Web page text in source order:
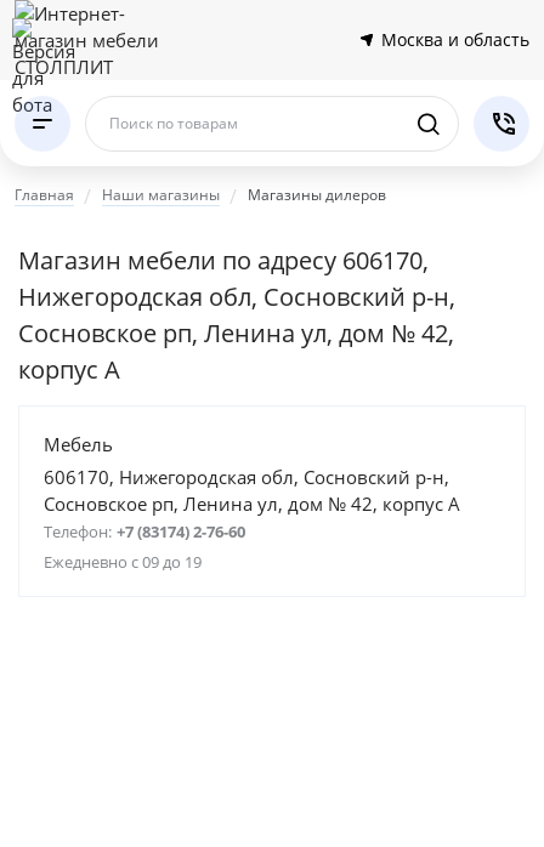
Москва и область
Поиск по товарам
Главная Наши магазины Магазины дилеров
Магазин мебели по адресу 606170,
Нижегородская обл, Сосновский р-н,
Сосновское рп, Ленина ул, дом № 42,
корпус А
Мебель
606170, Нижегородская обл, Сосновский р-н,
Сосновское рп, Ленина ул, дом № 42, корпус А
Телефон: +7 (83174) 2-76-60
Ежедневно с 09 до 19